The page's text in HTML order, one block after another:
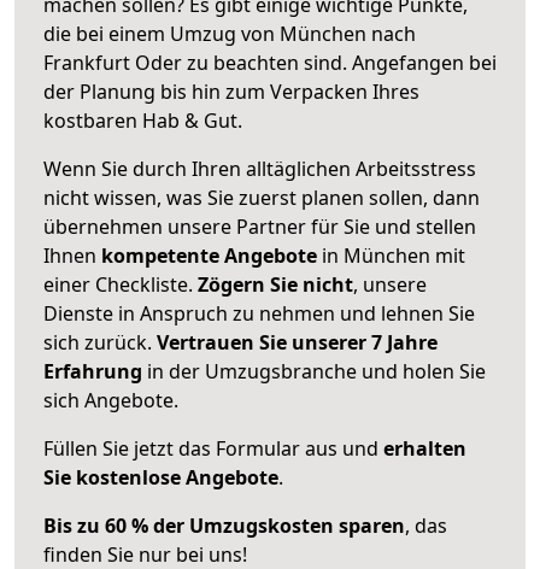
die bei einem Umzug von München nach
Frankfurt Oder zu beachten sind. Angefangen bei
der Planung bis hin zum Verpacken Ihres
kostbaren Hab & Gut.
Wenn Sie durch Ihren alltäglichen Arbeitsstress
nicht wissen, was Sie zuerst planen sollen, dann
übernehmen unsere Partner für Sie und stellen
Ihnen kompetente Angebote in München mit
einer Checkliste. Zögern Sie nicht, unsere
Dienste in Anspruch zu nehmen und lehnen Sie
sich zurück. Vertrauen Sie unserer 7 Jahre
Erfahrung in der Umzugsbranche und holen Sie
sich Angebote.
Füllen Sie jetzt das Formular aus und erhalten
Sie kostenlose Angebote.
Bis zu 60 % der Umzugskosten sparen, das
finden Sie nur bei uns!